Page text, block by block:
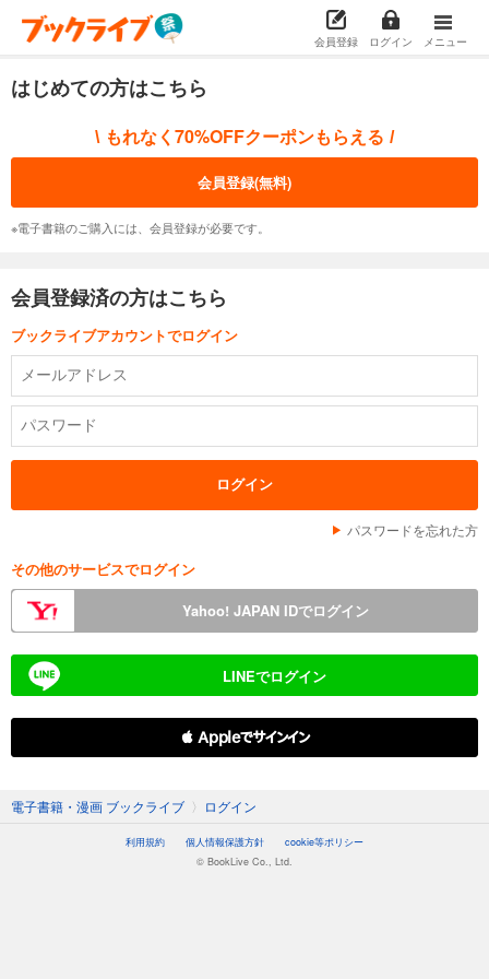
会員登録 ログイン メニュー
はじめての方はこちら
\ もれなく70%OFFクーポンもらえる /
会員登録(無料)
※電子書籍のご購入には、会員登録が必要です。
会員登録済の方はこちら
ブックライブアカウントでログイン
パスワードを忘れた方
その他のサービスでログイン
Yahoo! JAPAN IDでログイン
LINEでログイン
 Appleでサインイン
電子書籍・漫画 ブックライブ 〉 ログイン
利用規約 個人情報保護方針
cookie等ポリシー
© BookLive Co., Ltd.